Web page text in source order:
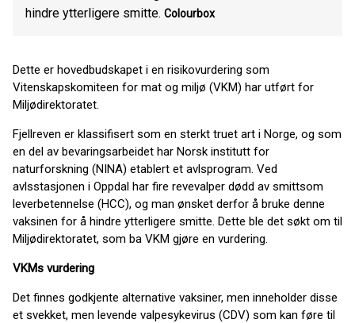
hindre ytterligere smitte. Colourbox
Dette er hovedbudskapet i en risikovurdering som
Vitenskapskomiteen for mat og miljø (VKM) har utført for
Miljødirektoratet.
Fjellreven er klassifisert som en sterkt truet art i Norge, og som
en del av bevaringsarbeidet har Norsk institutt for
naturforskning (NINA) etablert et avlsprogram. Ved
avlsstasjonen i Oppdal har fire revevalper dødd av smittsom
leverbetennelse (HCC), og man ønsket derfor å bruke denne
vaksinen for å hindre ytterligere smitte. Dette ble det søkt om til
Miljødirektoratet, som ba VKM gjøre en vurdering.
VKMs vurdering
Det finnes godkjente alternative vaksiner, men inneholder disse
et svekket, men levende valpesykevirus (CDV) som kan føre til